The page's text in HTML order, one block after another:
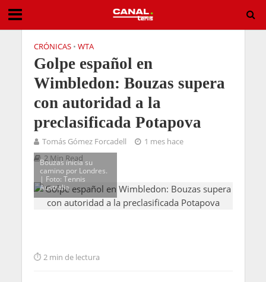
CRÓNICAS • WTA
Golpe español en
Wimbledon: Bouzas supera
con autoridad a la
preclasificada Potapova
Tomás Gómez Forcadell
1 mes hace
2 Min Read
Bouzas inicia su
camino por Londres.
| Foto: Tennis
Australia
2 min de lectura